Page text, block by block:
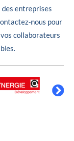
des entreprises
nous pour
collaborateurs